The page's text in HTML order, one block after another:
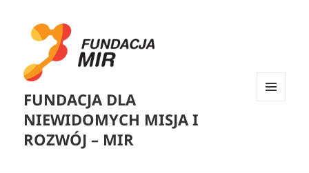
FUNDACJA DLA
NIEWIDOMYCH MISJA I
ROZWÓJ – MIR